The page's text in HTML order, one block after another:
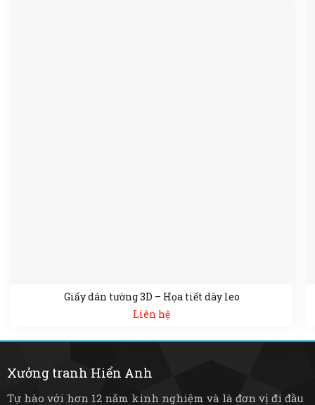
Giấy dán tường 3D – Họa tiết dây leo
Liên hệ
Xưởng tranh Hiển Anh
Tự hào với hơn 12 năm kinh nghiệm và là đơn vị đi đầu